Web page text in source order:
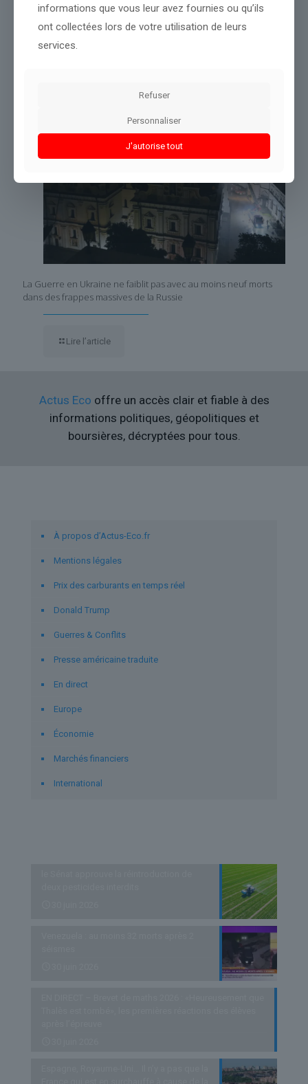
Partager le contenu
La Guerre en Ukraine ne faiblit pas avec au moins neuf morts
dans des frappes massives de la Russie
Lire l’article
Actus Eco offre un accès clair et fiable à des
informations politiques, géopolitiques et
boursières, décryptées pour tous.
À propos d’Actus-Eco.fr
Mentions légales
Prix des carburants en temps réel
Donald Trump
Guerres & Conflits
Presse américaine traduite
En direct
Europe
Économie
Marchés financiers
International
informations que vous leur avez fournies ou qu’ils
ont collectées lors de votre utilisation de leurs
services.
Refuser
Personnaliser
J'autorise tout